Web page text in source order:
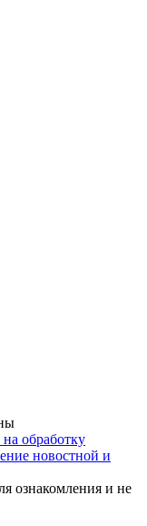
обработку
новостной и
ознакомления и не